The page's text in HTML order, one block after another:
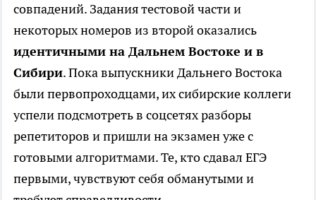
совпадений. Задания тестовой части и
некоторых номеров из второй оказались
идентичными на Дальнем Востоке и в
Сибири. Пока выпускники Дальнего Востока
были первопроходцами, их сибирские коллеги
успели подсмотреть в соцсетях разборы
репетиторов и пришли на экзамен уже с
готовыми алгоритмами. Те, кто сдавал ЕГЭ
первыми, чувствуют себя обманутыми и